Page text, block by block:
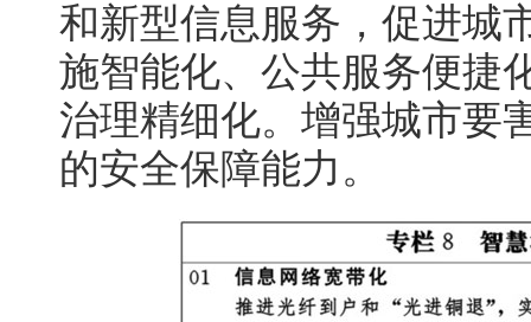
和新型信息服务，促进城
施智能化、公共服务便捷
治理精细化。增强城市要
的安全保障能力。